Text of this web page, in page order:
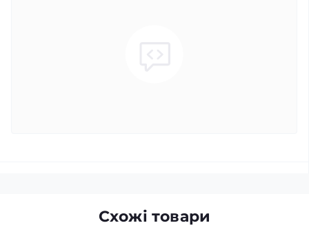
Схожі товари